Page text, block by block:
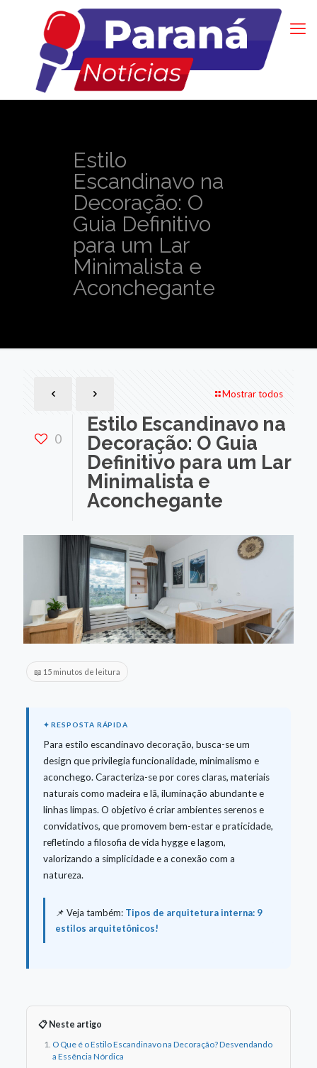
Estilo
Escandinavo na
Decoração: O
Guia Definitivo
para um Lar
Minimalista e
Aconchegante
Mostrar todos
0
Estilo Escandinavo na
Decoração: O Guia
Definitivo para um Lar
Minimalista e
Aconchegante
📖 15 minutos de leitura
Para estilo escandinavo decoração, busca-se um
design que privilegia funcionalidade, minimalismo e
aconchego. Caracteriza-se por cores claras, materiais
naturais como madeira e lã, iluminação abundante e
linhas limpas. O objetivo é criar ambientes serenos e
convidativos, que promovem bem-estar e praticidade,
refletindo a filosofia de vida hygge e lagom,
valorizando a simplicidade e a conexão com a
natureza.
📌 Veja também: Tipos de arquitetura interna: 9
estilos arquitetônicos!
📋 Neste artigo
O Que é o Estilo Escandinavo na Decoração? Desvendando
a Essência Nórdica